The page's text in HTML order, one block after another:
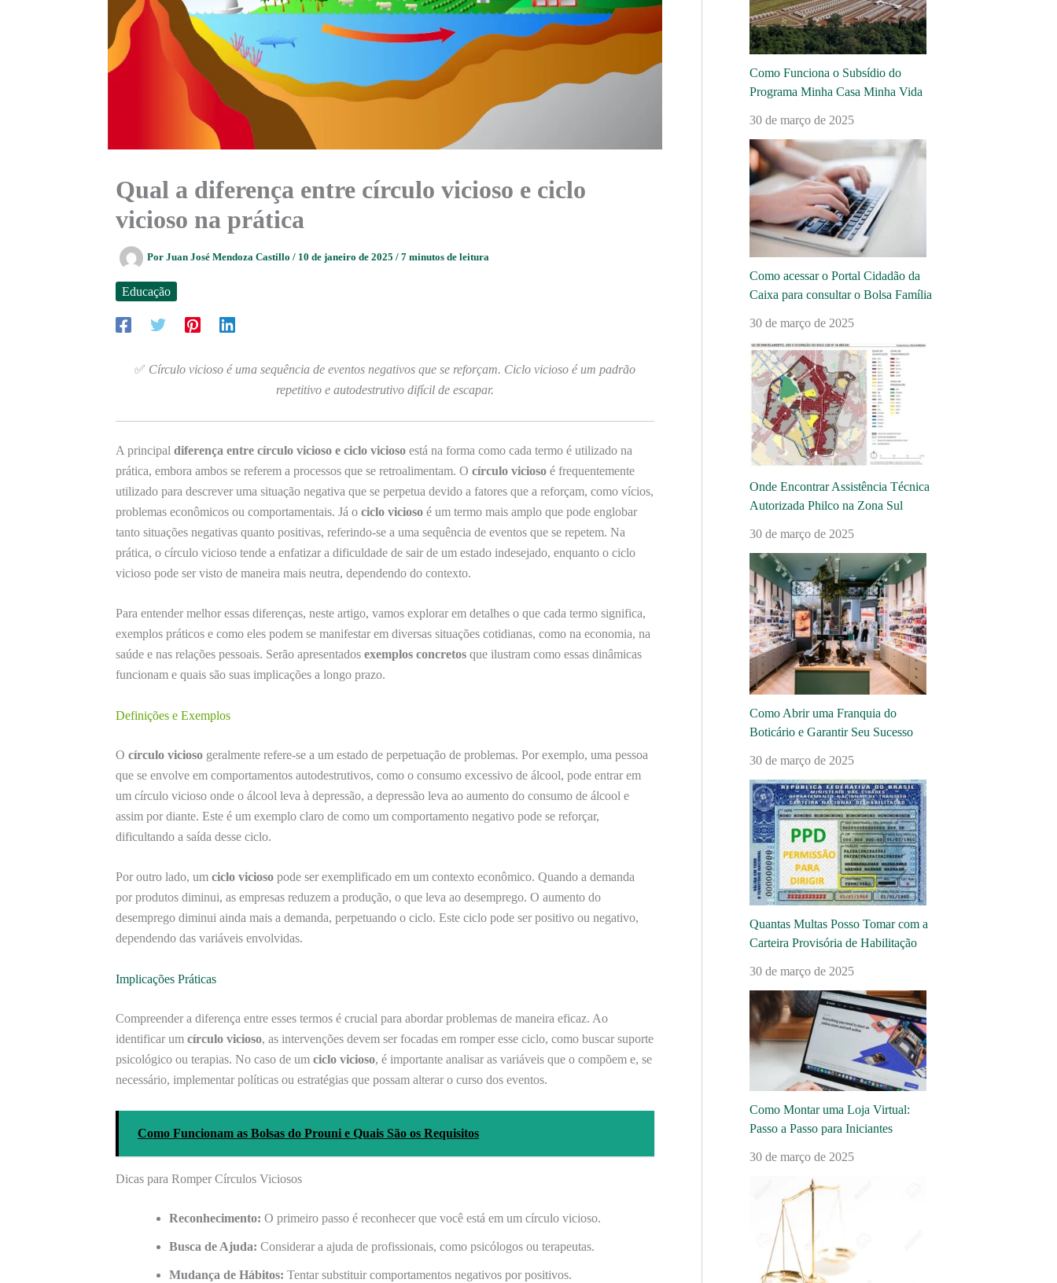
Qual a diferença entre círculo vicioso e ciclo
vicioso na prática
Por Juan José Mendoza Castillo / 10 de janeiro de 2025 / 7 minutos de leitura
Educação
✅ Círculo vicioso é uma sequência de eventos negativos que se reforçam. Ciclo vicioso é um padrão
repetitivo e autodestrutivo difícil de escapar.
A principal diferença entre círculo vicioso e ciclo vicioso está na forma como cada termo é utilizado na
prática, embora ambos se referem a processos que se retroalimentam. O círculo vicioso é frequentemente
utilizado para descrever uma situação negativa que se perpetua devido a fatores que a reforçam, como vícios,
problemas econômicos ou comportamentais. Já o ciclo vicioso é um termo mais amplo que pode englobar
tanto situações negativas quanto positivas, referindo-se a uma sequência de eventos que se repetem. Na
prática, o círculo vicioso tende a enfatizar a dificuldade de sair de um estado indesejado, enquanto o ciclo
vicioso pode ser visto de maneira mais neutra, dependendo do contexto.
Para entender melhor essas diferenças, neste artigo, vamos explorar em detalhes o que cada termo significa,
exemplos práticos e como eles podem se manifestar em diversas situações cotidianas, como na economia, na
saúde e nas relações pessoais. Serão apresentados exemplos concretos que ilustram como essas dinâmicas
funcionam e quais são suas implicações a longo prazo.
Definições e Exemplos
O círculo vicioso geralmente refere-se a um estado de perpetuação de problemas. Por exemplo, uma pessoa
que se envolve em comportamentos autodestrutivos, como o consumo excessivo de álcool, pode entrar em
um círculo vicioso onde o álcool leva à depressão, a depressão leva ao aumento do consumo de álcool e
assim por diante. Este é um exemplo claro de como um comportamento negativo pode se reforçar,
dificultando a saída desse ciclo.
Por outro lado, um ciclo vicioso pode ser exemplificado em um contexto econômico. Quando a demanda
por produtos diminui, as empresas reduzem a produção, o que leva ao desemprego. O aumento do
desemprego diminui ainda mais a demanda, perpetuando o ciclo. Este ciclo pode ser positivo ou negativo,
dependendo das variáveis envolvidas.
Implicações Práticas
Compreender a diferença entre esses termos é crucial para abordar problemas de maneira eficaz. Ao
identificar um círculo vicioso, as intervenções devem ser focadas em romper esse ciclo, como buscar suporte
psicológico ou terapias. No caso de um ciclo vicioso, é importante analisar as variáveis que o compõem e, se
necessário, implementar políticas ou estratégias que possam alterar o curso dos eventos.
Como Funcionam as Bolsas do Prouni e Quais São os Requisitos
Dicas para Romper Círculos Viciosos
Reconhecimento: O primeiro passo é reconhecer que você está em um círculo vicioso.
Busca de Ajuda: Considerar a ajuda de profissionais, como psicólogos ou terapeutas.
Mudança de Hábitos: Tentar substituir comportamentos negativos por positivos.
Como Funciona o Subsídio do
Programa Minha Casa Minha Vida
30 de março de 2025
Como acessar o Portal Cidadão da
Caixa para consultar o Bolsa Família
30 de março de 2025
Onde Encontrar Assistência Técnica
Autorizada Philco na Zona Sul
30 de março de 2025
Como Abrir uma Franquia do
Boticário e Garantir Seu Sucesso
30 de março de 2025
Quantas Multas Posso Tomar com a
Carteira Provisória de Habilitação
30 de março de 2025
Como Montar uma Loja Virtual:
Passo a Passo para Iniciantes
30 de março de 2025